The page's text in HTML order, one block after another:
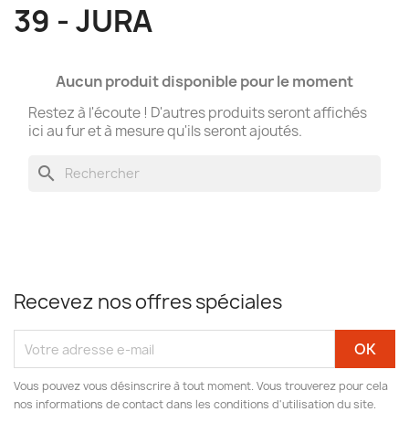
39 - JURA
Aucun produit disponible pour le moment
Restez à l'écoute ! D'autres produits seront affichés
ici au fur et à mesure qu'ils seront ajoutés.
search
Recevez nos offres spéciales
Vous pouvez vous désinscrire à tout moment. Vous trouverez pour cela
nos informations de contact dans les conditions d'utilisation du site.